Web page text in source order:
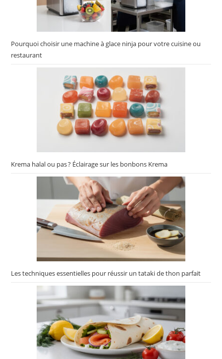
Pourquoi choisir une machine à glace ninja pour votre cuisine ou
restaurant
Krema halal ou pas ? Éclairage sur les bonbons Krema
Les techniques essentielles pour réussir un tataki de thon parfait